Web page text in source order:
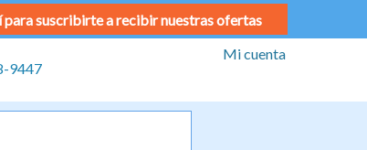
para suscribirte a recibir nuestras ofertas
9447
Mi cuenta